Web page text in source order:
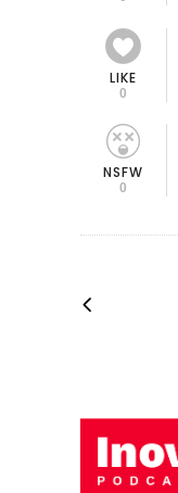
LIKE
0
NSFW
0